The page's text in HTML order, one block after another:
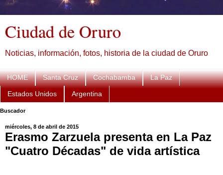
Ciudad de Oruro
Noticias, información, fotos, historia de la ciudad de Oruro
HOME Santa Cruz Cochabamba La Paz
Estados Unidos Argentina
Buscador
miércoles, 8 de abril de 2015
Erasmo Zarzuela presenta en La Paz
"Cuatro Décadas" de vida artística